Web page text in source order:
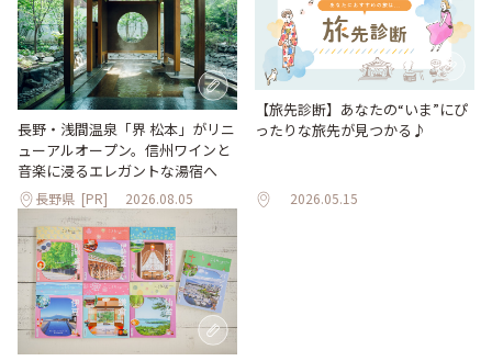
長野・浅間温泉「界 松本」がリニ
ューアルオープン。信州ワインと
音楽に浸るエレガントな湯宿へ
長野県 [PR] 2026.08.05
【旅先診断】あなたの“いま”にぴ
ったりな旅先が見つかる♪
2026.05.15